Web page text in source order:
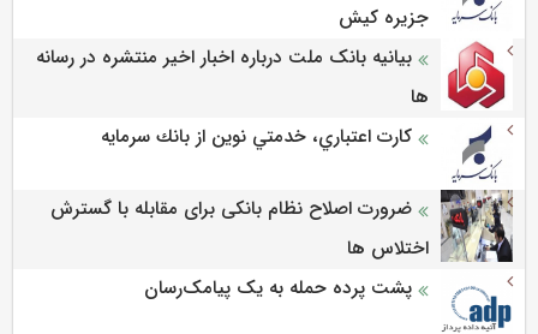
جزيره كيش
بیانیه بانک ملت درباره اخبار اخیر منتشره در رسانه
ها
كارت اعتباري، خدمتي نوين از بانك سرمايه
ضرورت اصلاح نظام بانکی برای مقابله با گسترش
اختلاس ها
پشت پرده حمله به یک پیامک‌رسان